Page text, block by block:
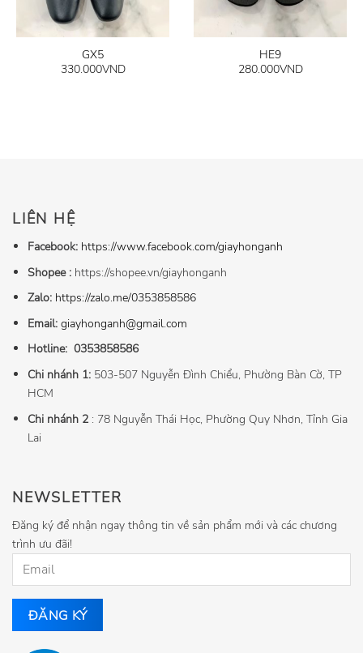
GX5
330.000VND
HE9
280.000VND
NEWSLETTER
Đăng ký để nhận ngay thông tin về sản phẩm mới và các chương
trình ưu đãi!
LIÊN HỆ
Facebook: https://www.facebook.com/giayhonganh
Shopee : https://shopee.vn/giayhonganh
Zalo: https://zalo.me/0353858586
Email: giayhonganh@gmail.com
Hotline: 0353858586
Chi nhánh 1: 503-507 Nguyễn Đình Chiểu, Phường Bàn Cờ, TP
HCM
Chi nhánh 2: 78 Nguyễn Thái Học, Phường Quy Nhơn, Tỉnh Gia
Lai